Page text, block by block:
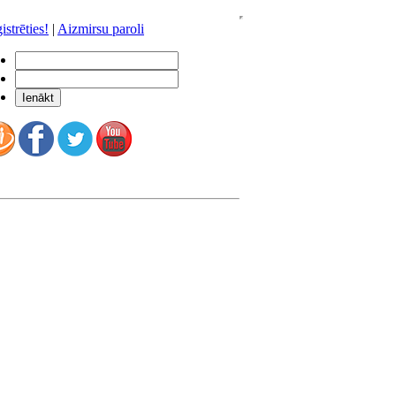
| Aizmirsu paroli